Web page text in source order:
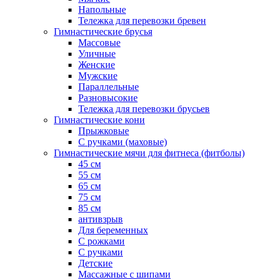
Напольные
Тележка для перевозки бревен
Гимнастические брусья
Массовые
Уличные
Женские
Мужские
Параллельные
Разновысокие
Тележка для перевозки брусьев
Гимнастические кони
Прыжковые
С ручками (маховые)
Гимнастические мячи для фитнеса (фитболы)
45 см
55 см
65 см
75 см
85 см
антивзрыв
Для беременных
С рожками
С ручками
Детские
Массажные с шипами